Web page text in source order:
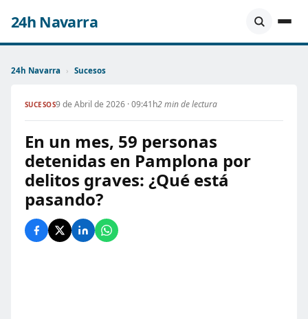
24h Navarra
24h Navarra › Sucesos
SUCESOS9 de Abril de 2026 · 09:41h2 min de lectura
En un mes, 59 personas
detenidas en Pamplona por
delitos graves: ¿Qué está
pasando?